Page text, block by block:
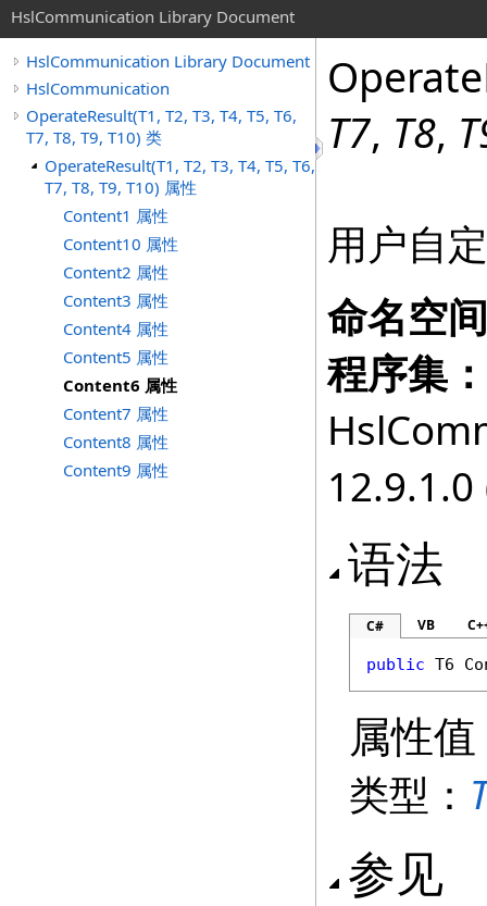
HslCommunication Library Document
HslCommunication Library Document
HslCommunication
OperateResult(T1, T2, T3, T4, T5, T6,
T7, T8, T9, T10) 类
OperateResult(T1, T2, T3, T4, T5, T6,
T7, T8, T9, T10) 属性
Content1 属性
Content10 属性
Content2 属性
Content3 属性
Content4 属性
Content5 属性
Content6 属性
Content7 属性
Content8 属性
Content9 属性
T7, T8,
用户自
命名空
程序集：
语法
C# VB
public T6
属性值
类型：
参见